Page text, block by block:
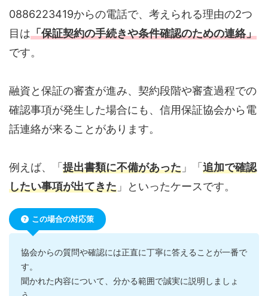
0886223419からの電話で、考えられる理由の2つ
目は「保証契約の手続きや条件確認のための連絡」
です。
融資と保証の審査が進み、契約段階や審査過程での
確認事項が発生した場合にも、信用保証協会から電
話連絡が来ることがあります。
例えば、「 提出書類に不備があった 」「 追加で確認
したい事項が出てきた 」といったケースです。
この場合の対応策
協会からの質問や確認には正直に丁寧に答えることが一番で
す。
聞かれた内容について、分かる範囲で誠実に説明しましょ